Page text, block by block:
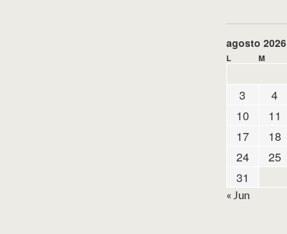
agosto 2026
L M
3
4
10
11
17
18
24
25
31
« Jun